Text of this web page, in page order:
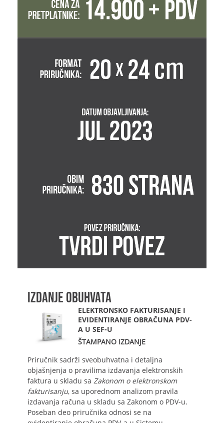
IZDANJE OBUHVATA
ELEKTRONSKO FAKTURISANJE I
EVIDENTIRANJE OBRAČUNA PDV-
A U SEF-U
ŠTAMPANO IZDANJE
Priručnik sadrži sveobuhvatna i detaljna
objašnjenja o pravilima izdavanja elektronskih
faktura u skladu sa Zakonom o elektronskom
fakturisanju, sa uporednom analizom pravila
izdavanja računa u skladu sa Zakonom o PDV-u.
Poseban deo priručnika odnosi se na